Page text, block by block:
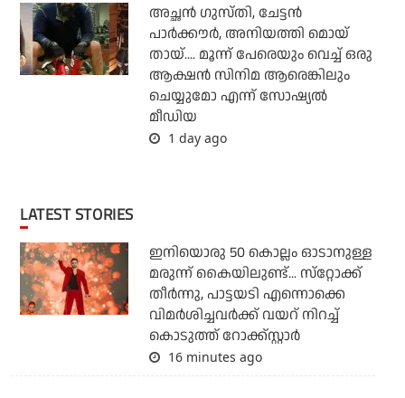
അച്ഛന്‍ ഗുസ്തി, ചേട്ടന്‍
പാര്‍ക്കൗര്‍, അനിയത്തി മൊയ്
തായ്.... മൂന്ന് പേരെയും വെച്ച് ഒരു
ആക്ഷന്‍ സിനിമ ആരെങ്കിലും
ചെയ്യുമോ എന്ന് സോഷ്യല്‍
മീഡിയ
1 day ago
LATEST STORIES
ഇനിയൊരു 50 കൊല്ലം ഓടാനുള്ള
മരുന്ന് കൈയിലുണ്ട്... സ്‌റ്റോക്ക്
തീര്‍ന്നു, പാട്ടയടി എന്നൊക്കെ
വിമര്‍ശിച്ചവര്‍ക്ക് വയറ് നിറച്ച്
കൊടുത്ത് റോക്ക്‌സ്റ്റാര്‍
16 minutes ago